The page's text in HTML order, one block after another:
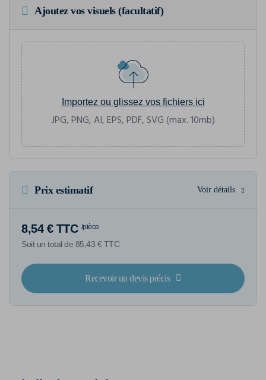
Ajoutez vos visuels (facultatif)
Importez ou glissez vos fichiers ici
JPG, PNG, AI, EPS, PDF, SVG (max. 10mb)
Prix estimatif Voir détails
8,54 € TTC /pièce
Soit un total de 85,43 € TTC
Recevoir un devis précis